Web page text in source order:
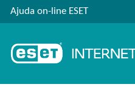
Ajuda on-line ESET